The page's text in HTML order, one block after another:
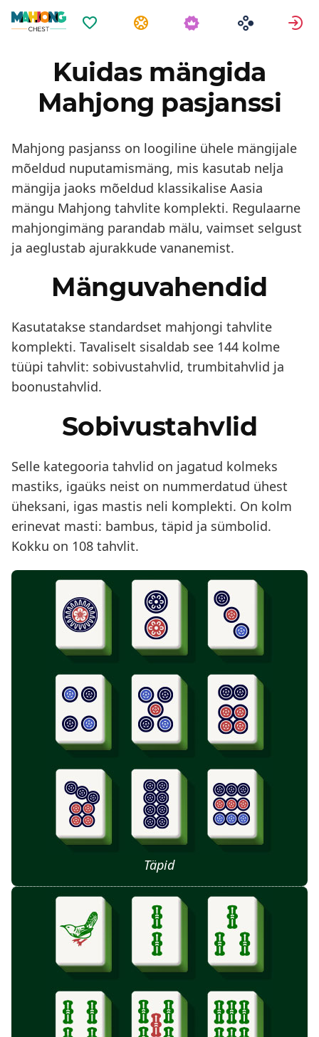
Lemmikud Ülesanded
Kuidas mängida
Mahjong pasjanssi
Mahjong pasjanss on loogiline ühele mängijale
mõeldud nuputamismäng, mis kasutab nelja
mängija jaoks mõeldud klassikalise Aasia
mängu Mahjong tahvlite komplekti. Regulaarne
mahjongimäng parandab mälu, vaimset selgust
ja aeglustab ajurakkude vananemist.
Mänguvahendid
Kasutatakse standardset mahjongi tahvlite
komplekti. Tavaliselt sisaldab see 144 kolme
tüüpi tahvlit: sobivustahvlid, trumbitahvlid ja
boonustahvlid.
Sobivustahvlid
Selle kategooria tahvlid on jagatud kolmeks
mastiks, igaüks neist on nummerdatud ühest
üheksani, igas mastis neli komplekti. On kolm
erinevat masti: bambus, täpid ja sümbolid.
Kokku on 108 tahvlit.
Täpid